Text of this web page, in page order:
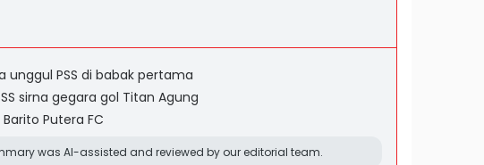
unggul PSS di babak pertama
sirna gegara gol Titan Agung
Putera FC
was AI-assisted and reviewed by our editorial team.